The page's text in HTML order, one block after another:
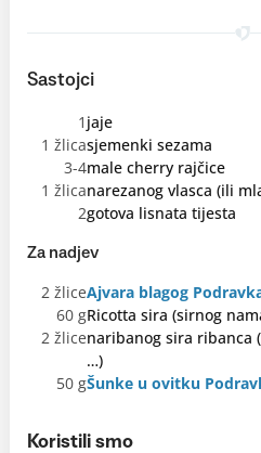
Sastojci
1 jaje
1 žlicasjemenki sezama
3-4male cherry rajčice
1 žlicanarezanog vlasca (ili
2gotova lisnata tijesta
Za nadjev
2 žliceAjvara blagog
60 gRicotta sira (sirnog
2 žlicenaribanog sira ribanca
…)
50 gŠunke u ovitku
Koristili smo